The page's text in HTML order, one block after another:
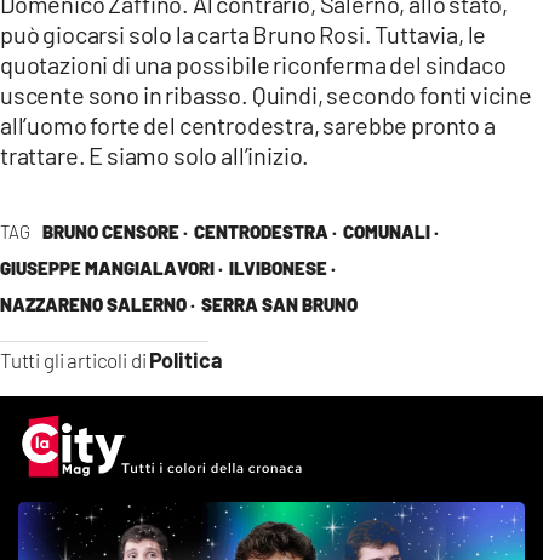
TAG BRUNO CENSORE · CENTRODESTRA · COMUNALI ·
GIUSEPPE MANGIALAVORI · ILVIBONESE ·
NAZZARENO SALERNO · SERRA SAN BRUNO
Tutti gli articoli di Politica
può giocarsi solo la carta Bruno Rosi. Tuttavia, le
quotazioni di una possibile riconferma del sindaco
uscente sono in ribasso. Quindi, secondo fonti vicine
all’uomo forte del centrodestra, sarebbe pronto a
trattare. E siamo solo all’inizio.